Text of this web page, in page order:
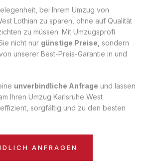
bei Ihrem Umzug von
Lothian zu sparen, ohne auf Qualität
zu müssen. Mit Umzugsprofi
nicht nur günstige Preise , sondern
unserer Best-Preis-Garantie in und
unverbindliche Anfrage und lassen
Ihren Umzug Karlsruhe West
sorgfältig und zu den besten
ANFRAGEN